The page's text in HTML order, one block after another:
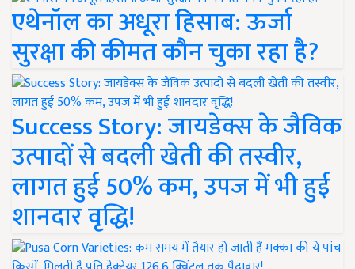
एथेनॉल का अधूरा हिसाब: ऊर्जा
सुरक्षा की कीमत कौन चुका रहा है?
Success Story: जायडेक्स के जैविक
उत्पादों से बदली खेती की तस्वीर,
लागत हुई 50% कम, उपज में भी हुई
शानदार वृद्धि!